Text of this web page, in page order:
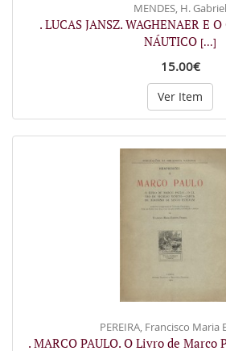
MENDES, H. Gabriel
. LUCAS JANSZ. WAGHENAER E
NÁUTICO [...]
15.00€
Ver Item
PEREIRA, Francisco Maria
. MARCO PAULO. O Livro de Marco